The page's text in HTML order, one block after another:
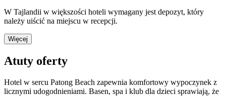
W Tajlandii w większości hoteli wymagany jest depozyt, który
należy uiścić na miejscu w recepcji.
Więcej
Atuty oferty
Hotel w sercu Patong Beach zapewnia komfortowy wypoczynek z
licznymi udogodnieniami. Basen, spa i klub dla dzieci sprawiają, że